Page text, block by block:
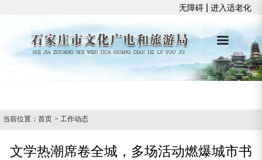
无障碍 |进入适老化
当前位置：首页 > 工作动态
文学热潮席卷全城，多场活动燃爆城市书